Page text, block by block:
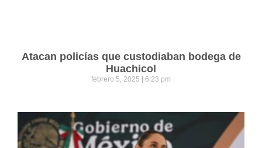
Atacan policías que custodiaban bodega de
Huachicol
febrero 5, 2025 6:23 pm